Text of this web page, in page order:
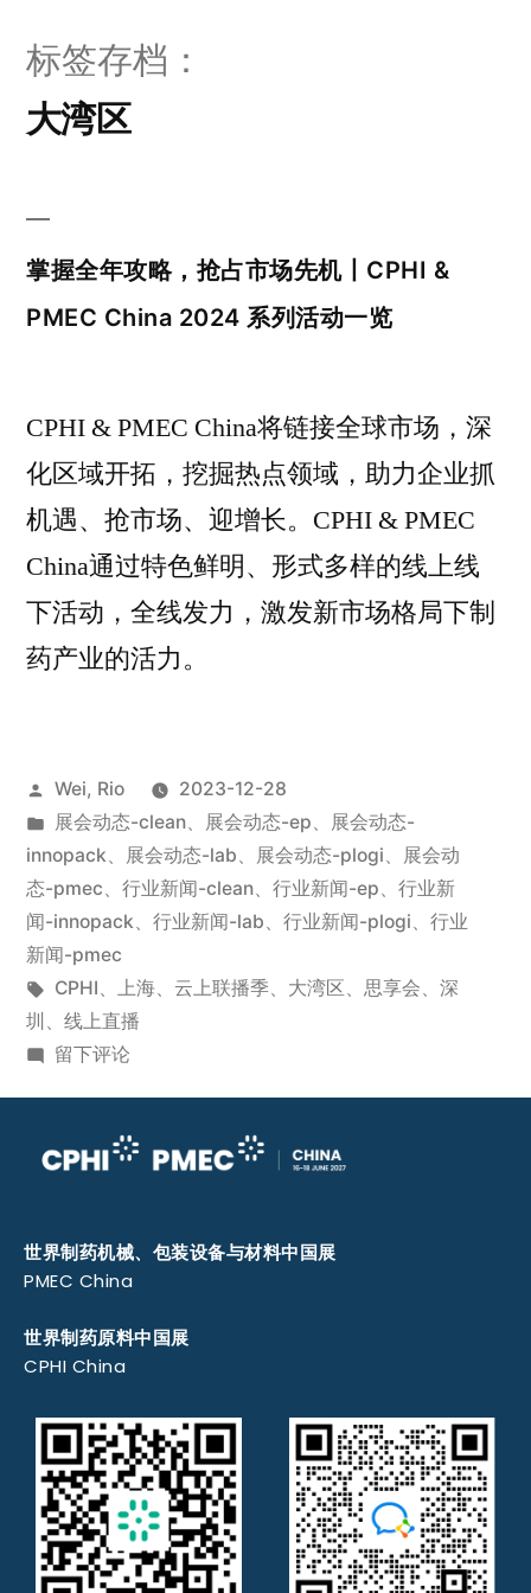
标签存档：
大湾区
掌握全年攻略，抢占市场先机丨CPHI &
PMEC China 2024 系列活动一览
CPHI & PMEC China将链接全球市场，深
化区域开拓，挖掘热点领域，助力企业抓
机遇、抢市场、迎增长。CPHI & PMEC
China通过特色鲜明、形式多样的线上线
下活动，全线发力，激发新市场格局下制
药产业的活力。
Wei, Rio
2023-12-28
展会动态-clean、 展会动态-ep、
展会动态-
innopack、 展会动态-lab、 展会动态-plogi、
展会动
态-pmec、 行业新闻-clean、 行业新闻-ep、 行业新
闻-innopack、 行业新闻-lab、 行业新闻-plogi、 行业
新闻-pmec
CPHI、 上海、 云上联播季、 大湾区、 思享会、 深
圳 、 线上直播
留下评论
世界制药机械、包装设备与材料中国展
PMEC China
世界制药原料中国展
CPHI China